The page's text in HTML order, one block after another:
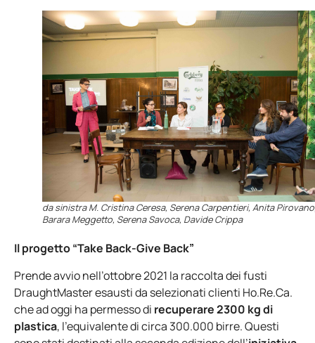
da sinistra M. Cristina Ceresa, Serena Carpentieri, Anita
Barara Meggetto, Serena Savoca, Davide Crippa
Il progetto “Take Back-Give Back”
Prende avvio nell’ottobre 2021 la raccolta dei fusti
DraughtMaster esausti da selezionati clienti Ho.Re.Ca.
che ad oggi ha permesso di recuperare 2300 kg di
plastica, l’equivalente di circa 300.000 birre. Questi